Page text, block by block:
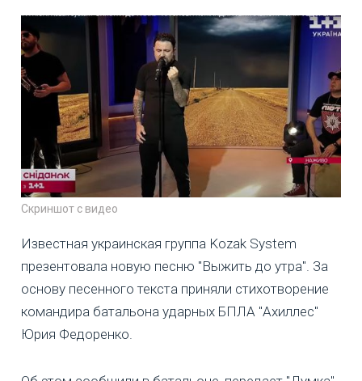
Скриншот с видео
Известная украинская группа Kozak System
презентовала новую песню "Выжить до утра". За
основу песенного текста приняли стихотворение
командира батальона ударных БПЛА "Ахиллес"
Юрия Федоренко.